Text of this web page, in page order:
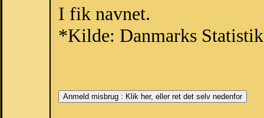
I fik navnet.
*Kilde: Danmarks Statistik